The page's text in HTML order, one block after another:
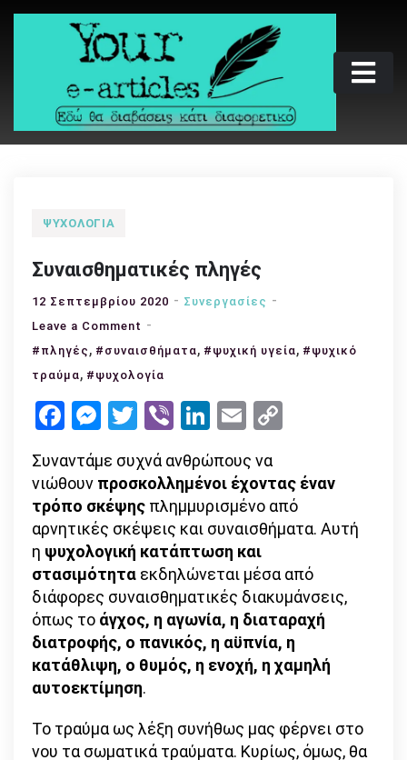
Skip
Your e-articles
Εδώ θα διαβάσεις κάτι διαφορετικό
ΨΥΧΟΛΟΓΊΑ
Συναισθηματικές πληγές
12 Σεπτεμβρίου 2020
Συνεργασίες
Leave a Comment on
Συναισθηματικές
πληγές
#πληγές , #συναισθήματα, #ψυχική υγεία, #ψυχικό
τραύμα, #ψυχολογία
Facebook
Messenger
Twitter
ViberLinkedIn
Email
Συναντάμε συχνά ανθρώπους να
νιώθουν προσκολλημένοι έχοντας έναν
τρόπο σκέψης πλημμυρισμένο από
αρνητικές σκέψεις και συναισθήματα. Αυτή
η ψυχολογική κατάπτωση και
στασιμότητα εκδηλώνεται μέσα από
διάφορες συναισθηματικές διακυμάνσεις,
όπως το άγχος, η αγωνία, η διαταραχή
διατροφής, ο πανικός, η αϋπνία, η
κατάθλιψη, ο θυμός, η ενοχή, η χαμηλή
αυτοεκτίμηση.
Το τραύμα ως λέξη συνήθως μας φέρνει στο
νου τα σωματικά τραύματα. Κυρίως, όμως, θα